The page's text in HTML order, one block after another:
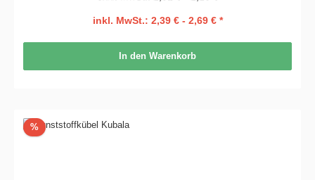
inkl. MwSt.: 2,39 € - 2,69 € *
In den Warenkorb
%Rabatt